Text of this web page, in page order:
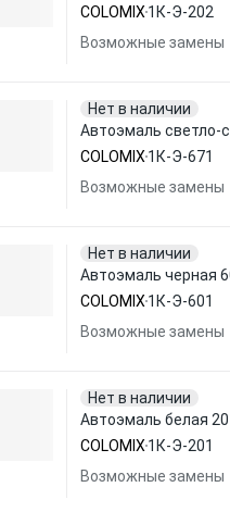
COLOMIX 1К-Э-202
Возможные замены
Нет в наличии
Автоэмаль светло-
COLOMIX 1К-Э-671
Возможные замены
Нет в наличии
Автоэмаль черная
COLOMIX 1К-Э-601
Возможные замены
Нет в наличии
Автоэмаль белая
COLOMIX 1К-Э-201
Возможные замены